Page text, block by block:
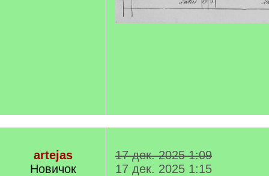
artejas
Новичок
17 дек. 2025 1:09
17 дек. 2025 1:15